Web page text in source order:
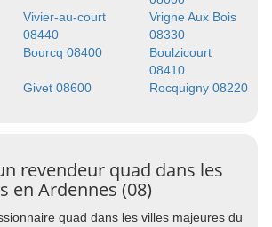
Vivier-au-court
08440
Vrigne Aux Bois
08330
Bourcq 08400
Boulzicourt
08410
Givet 08600 Rocquigny 08220
revendeur quad dans les
en Ardennes (08)
quad dans les villes majeures du